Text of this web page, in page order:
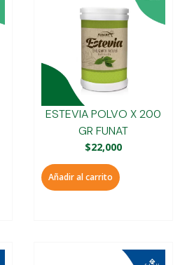
ESTEVIA POLVO X 200
GR FUNAT
$22,000
Añadir al carrito